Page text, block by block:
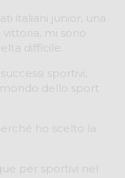
italiani junior, una
mi sono
difficile.
sportivi,
dello sport
ho scelto la
per sportivi nel